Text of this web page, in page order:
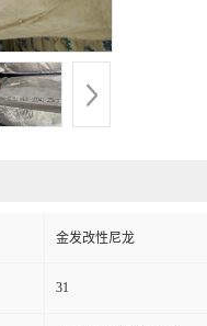
金发改性尼龙
31